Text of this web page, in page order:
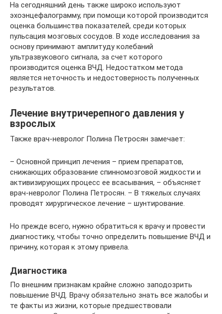
На сегодняшний день также широко используют
эхоэнцефалограмму, при помощи которой производится
оценка большинства показателей, среди которых
пульсация мозговых сосудов. В ходе исследования за
основу принимают амплитуду колебаний
ультразвукового сигнала, за счет которого
производится оценка ВЧД. Недостатком метода
является неточность и недостоверность полученных
результатов.
Лечение внутричерепного давления у
взрослых
Также врач-невролог Полина Петросян замечает:
– Основной принцип лечения – прием препаратов,
снижающих образование спинномозговой жидкости и
активизирующих процесс ее всасывания, – объясняет
врач-невролог Полина Петросян. – В тяжелых случаях
проводят хирургическое лечение – шунтирование.
Но прежде всего, нужно обратиться к врачу и провести
диагностику, чтобы точно определить повышение ВЧД и
причину, которая к этому привела.
Диагностика
По внешним признакам крайне сложно заподозрить
повышение ВЧД. Врачу обязательно знать все жалобы и
те факты из жизни, которые предшествовали